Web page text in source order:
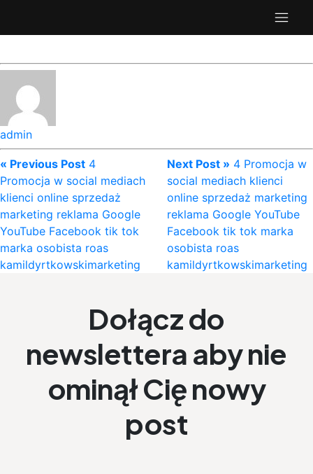
admin
« Previous Post 4
Promocja w social mediach
klienci online sprzedaż
marketing reklama Google
YouTube Facebook tik tok
marka osobista roas
kamildyrtkowskimarketing
Next Post » 4 Promocja w
social mediach klienci
online sprzedaż marketing
reklama Google YouTube
Facebook tik tok marka
osobista roas
kamildyrtkowskimarketing
Dołącz do
newslettera aby nie
ominął Cię nowy
post